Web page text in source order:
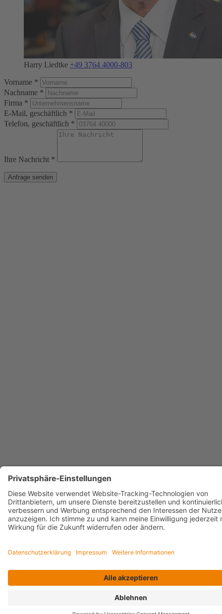
Harry Liedtke +49 3764 4000-803
Vorname *
Nachname *
Firma *
E-Mail, geschäftlich *
Telefon, geschäftlich *
Ihre Nachricht *
Anfrage senden